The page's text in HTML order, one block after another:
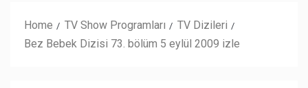
Home TV Show Programları
TV Dizileri
Bez Bebek Dizisi 73. bölüm 5 eylül 2009 izle